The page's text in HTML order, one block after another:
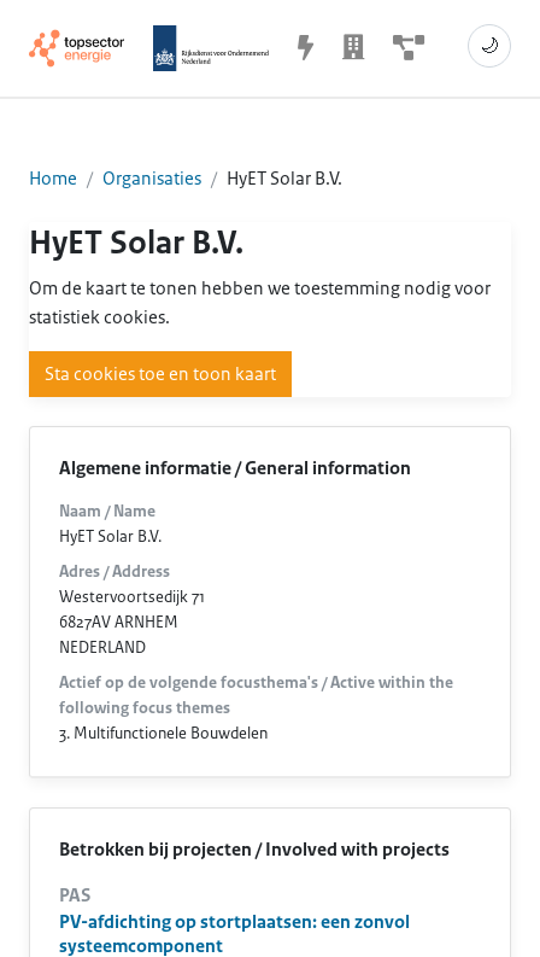
🌙
Home Organisaties HyET Solar B.V.
HyET Solar B.V.
Om de kaart te tonen hebben we toestemming nodig voor
statistiek cookies.
Sta cookies toe en toon kaart
Algemene informatie / General information
Naam / Name
HyET Solar B.V.
Adres / Address
Westervoortsedijk 71
6827AV ARNHEM
NEDERLAND
Actief op de volgende focusthema's / Active within the
following focus themes
3. Multifunctionele Bouwdelen
Betrokken bij projecten / Involved with projects
PAS
PV-afdichting op stortplaatsen: een zonvol
systeemcomponent